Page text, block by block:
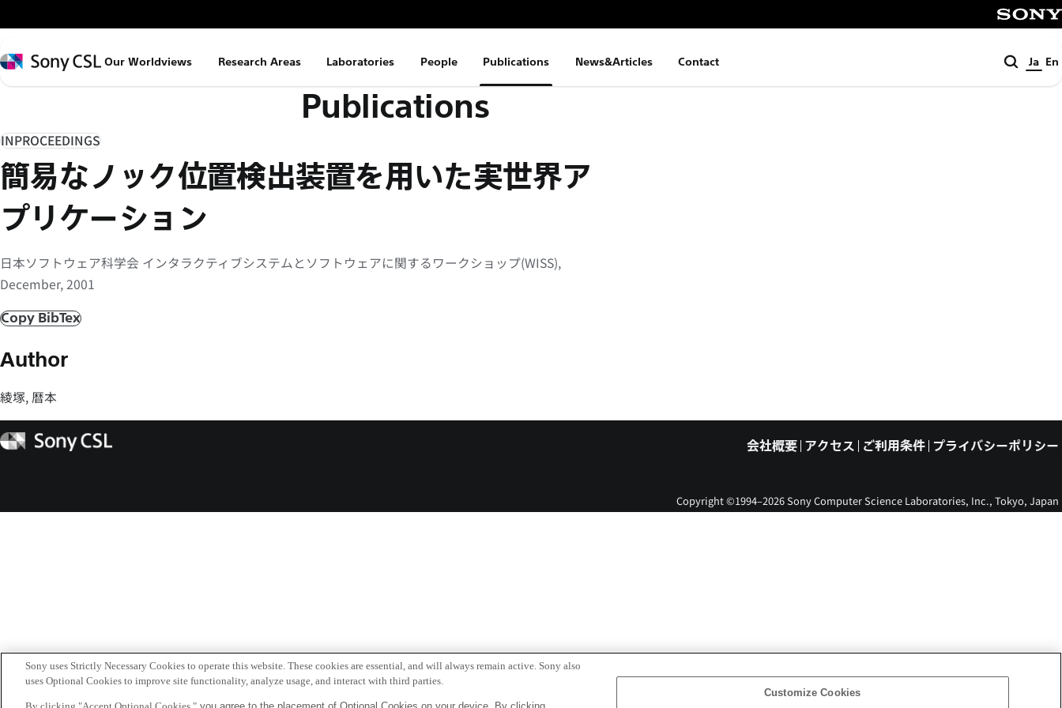
イ
ン
コ
ン
ツ
へ
キ
プ
Sony
Our Worldviews Research Areas Laboratories People Publications News&Articles Contact
検
索
Ja En
Publications
INPROCEEDINGS
簡易なノック位置検出装置を用いた実世界ア
プリケーション
日本ソフトウェア科学会 インタラクティブシステムとソフトウェアに関するワークショップ(WISS),
December, 2001
Copy BibTex
Author
綾塚, 暦本
Sony
CSL
会社概要 アクセス ご利用条件 プライバシーポリシー
Copyright ©1994–2026 Sony Computer Science Laboratories, Inc., Tokyo, Japan
Sony uses Strictly Necessary Cookies to operate this website. These cookies are essential, and will always remain active. Sony also
uses Optional Cookies to improve site functionality, analyze usage, and interact with third parties.
Customize Cookies